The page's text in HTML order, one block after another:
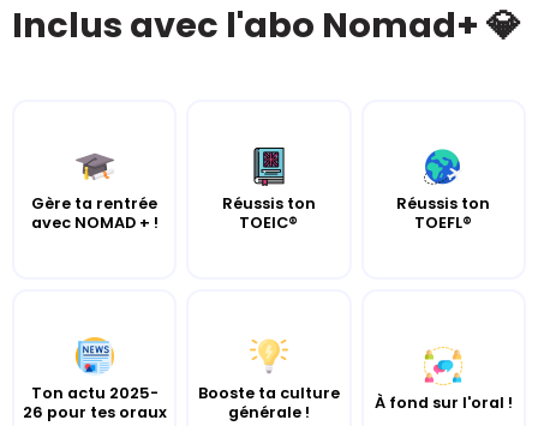
Inclus avec l'abo Nomad+ 💎
Gère ta rentrée
avec NOMAD + !
Réussis ton
TOEIC®
Réussis ton
TOEFL®
Ton actu 2025-
26 pour tes oraux
Booste ta culture
générale !
À fond sur l'oral !